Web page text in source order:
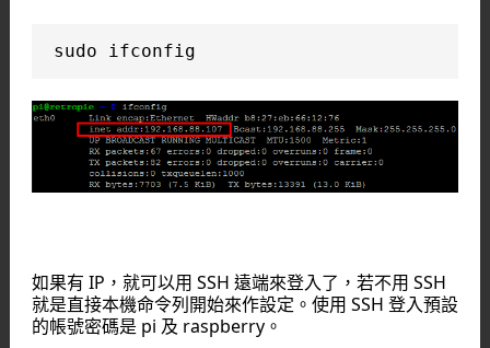
sudo ifconfig
如果有 IP，就可以用 SSH 遠端來登入了，若不用 SSH
就是直接本機命令列開始來作設定。使用 SSH 登入預設
的帳號密碼是 pi 及 raspberry。